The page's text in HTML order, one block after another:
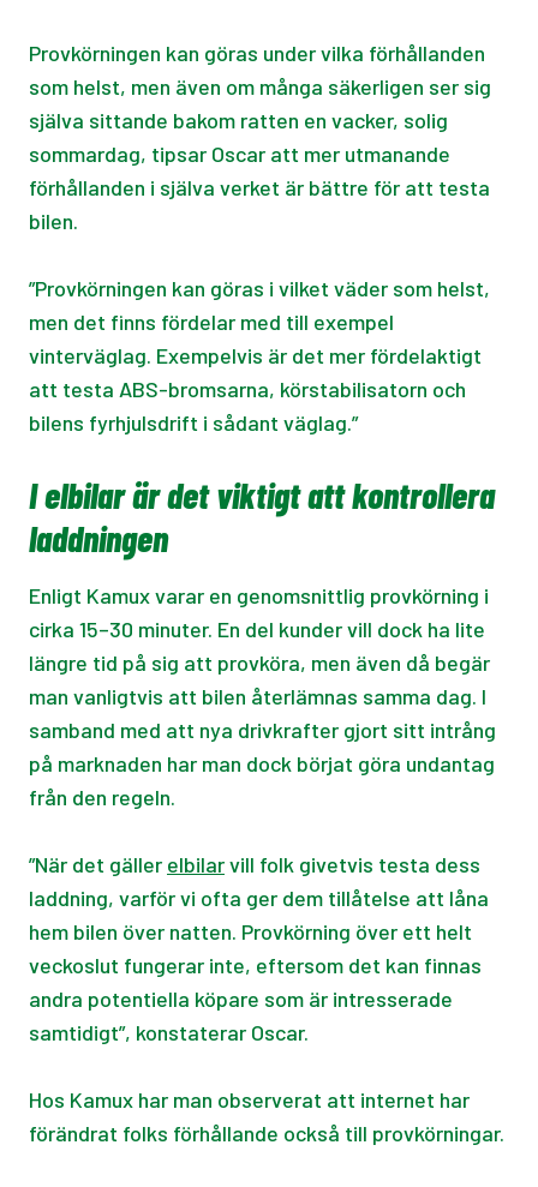
Provkörningen kan göras under vilka förhållanden
som helst, men även om många säkerligen ser sig
själva sittande bakom ratten en vacker, solig
sommardag, tipsar Oscar att mer utmanande
förhållanden i själva verket är bättre för att testa
bilen.
”Provkörningen kan göras i vilket väder som helst,
men det finns fördelar med till exempel
vinterväglag. Exempelvis är det mer fördelaktigt
att testa ABS-bromsarna, körstabilisatorn och
bilens fyrhjulsdrift i sådant väglag.”
I elbilar är det viktigt att kontrollera
laddningen
Enligt Kamux varar en genomsnittlig provkörning i
cirka 15–30 minuter. En del kunder vill dock ha lite
längre tid på sig att provköra, men även då begär
man vanligtvis att bilen återlämnas samma dag. I
samband med att nya drivkrafter gjort sitt intrång
på marknaden har man dock börjat göra undantag
från den regeln.
”När det gäller elbilarvill folk givetvis testa dess
laddning, varför vi ofta ger dem tillåtelse att låna
hem bilen över natten. Provkörning över ett helt
veckoslut fungerar inte, eftersom det kan finnas
andra potentiella köpare som är intresserade
samtidigt”, konstaterar Oscar.
Hos Kamux har man observerat att internet har
förändrat folks förhållande också till provkörningar.